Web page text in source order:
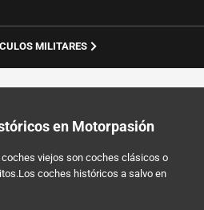
MILITARES
en Motorpasión
viejos son coches clásicos o
coches históricos a salvo en